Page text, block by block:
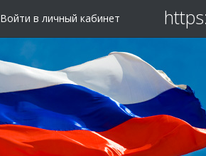
Войти в личный кабинет